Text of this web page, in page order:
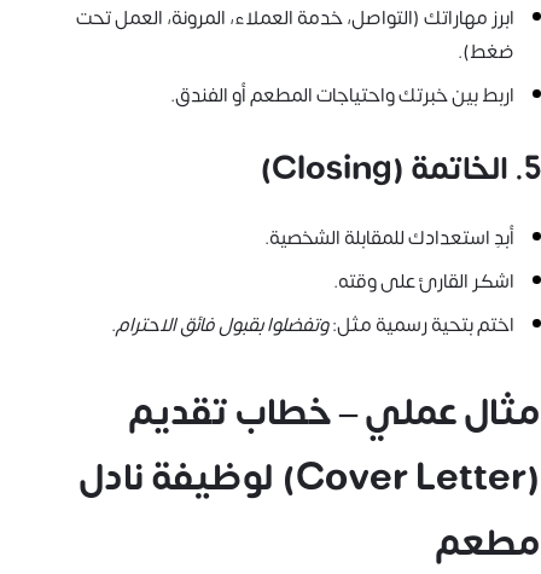
ابرز مهاراتك (التواصل، خدمة العملاء، المرونة، العمل تحت
ضغط).
اربط بين خبرتك واحتياجات المطعم أو الفندق.
5. الخاتمة (Closing)
أبدِ استعدادك للمقابلة الشخصية.
اشكر القارئ على وقته.
اختم بتحية رسمية مثل:وتفضلوا بقبول فائق الاحترام.
مثال عملي – خطاب تقديم
(Cover Letter) لوظيفة نادل
مطعم